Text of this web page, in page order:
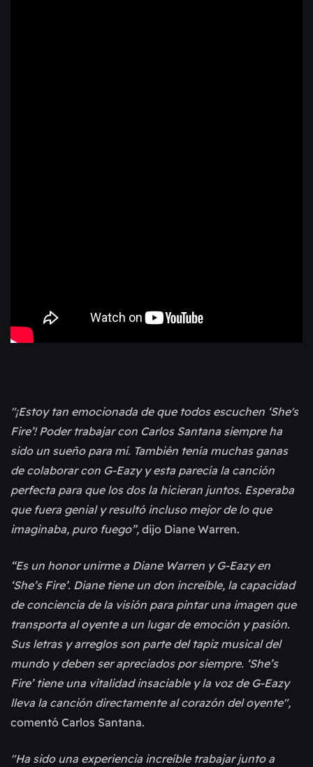
"¡Estoy tan emocionada de que todos escuchen ‘She's
Fire’! Poder trabajar con Carlos Santana siempre ha
sido un sueño para mí. También tenía muchas ganas
de colaborar con G-Eazy y esta parecía la canción
perfecta para que los dos la hicieran juntos. Esperaba
que fuera genial y resultó incluso mejor de lo que
imaginaba, puro fuego”, dijo Diane Warren.
“Es un honor unirme a Diane Warren y G-Eazy en
‘She’s Fire’. Diane tiene un don increíble, la capacidad
de conciencia de la visión para pintar una imagen que
transporta al oyente a un lugar de emoción y pasión.
Sus letras y arreglos son parte del tapiz musical del
mundo y deben ser apreciados por siempre. ‘She’s
Fire’ tiene una vitalidad insaciable y la voz de G-Eazy
lleva la canción directamente al corazón del oyente",
comentó Carlos Santana.
"Ha sido una experiencia increíble trabajar junto a